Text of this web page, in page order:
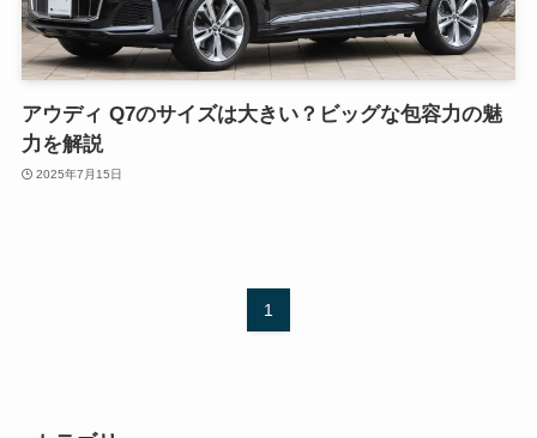
アウディ Q7のサイズは大きい？ビッグな包容力の魅
力を解説
2025年7月15日
1